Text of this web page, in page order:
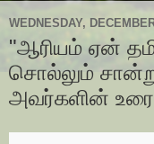
WEDNESDAY,
"ஆரியம் ஏன்
சொல்லும்
அவர்களின்